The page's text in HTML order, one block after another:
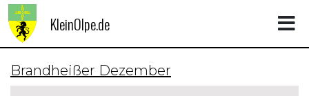
KleinOlpe.de
Brandheißer Dezember